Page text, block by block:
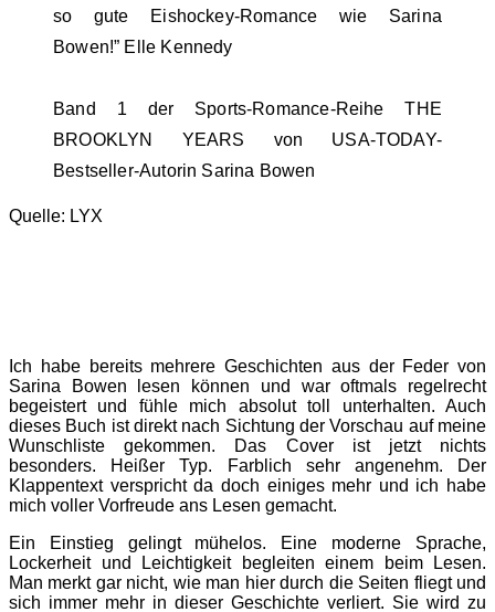
so gute Eishockey-Romance wie Sarina
Bowen!” Elle Kennedy
Band 1 der Sports-Romance-Reihe THE
BROOKLYN YEARS von USA-TODAY-
Bestseller-Autorin Sarina Bowen
Quelle: LYX
Ich habe bereits mehrere Geschichten aus der Feder von
Sarina Bowen lesen können und war oftmals regelrecht
begeistert und fühle mich absolut toll unterhalten. Auch
dieses Buch ist direkt nach Sichtung der Vorschau auf meine
Wunschliste gekommen. Das Cover ist jetzt nichts
besonders. Heißer Typ. Farblich sehr angenehm. Der
Klappentext verspricht da doch einiges mehr und ich habe
mich voller Vorfreude ans Lesen gemacht.
Ein Einstieg gelingt mühelos. Eine moderne Sprache,
Lockerheit und Leichtigkeit begleiten einem beim Lesen.
Man merkt gar nicht, wie man hier durch die Seiten fliegt und
sich immer mehr in dieser Geschichte verliert. Sie wird zu